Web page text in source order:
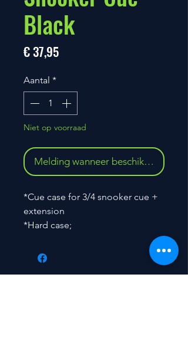
Black
€ 37,95Prijs
Aantal *
Niet op voorraad
Melding wanneer beschikbaar
*Cue case for 3/4 snooker cue +
extension
*Hard case;